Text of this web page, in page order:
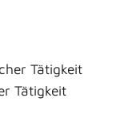
Tätigkeit
Tätigkeit